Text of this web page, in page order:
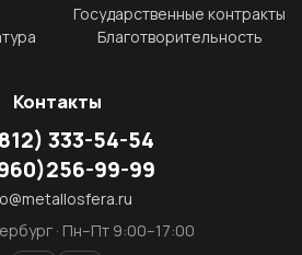
Государственные контракты
Благотворительность
Контакты
333-54-54
256-99-99
· Пн–Пт 9:00–17:00